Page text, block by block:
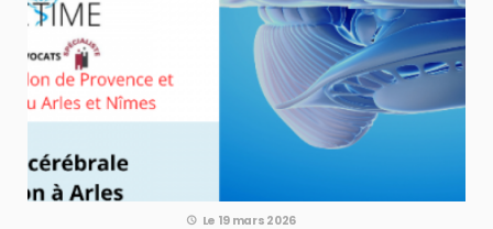
Le 19 mars 2026